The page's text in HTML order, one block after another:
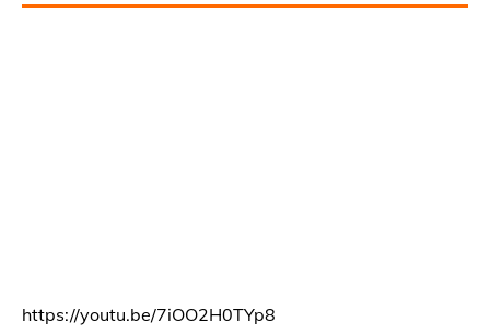
https://youtu.be/7iOO2H0TYp8